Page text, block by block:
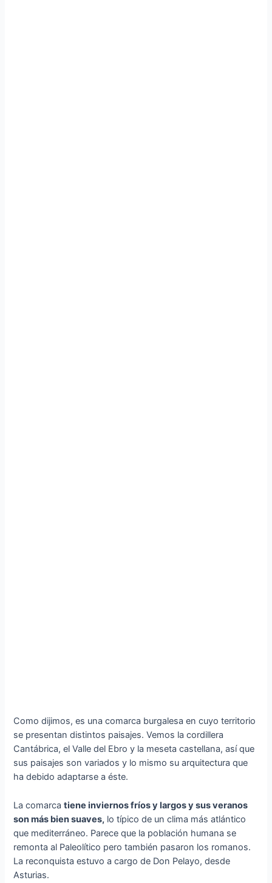
Como dijimos, es una comarca burgalesa en cuyo territorio
se presentan distintos paisajes. Vemos la cordillera
Cantábrica, el Valle del Ebro y la meseta castellana, así que
sus paisajes son variados y lo mismo su arquitectura que
ha debido adaptarse a éste.
La comarcatiene inviernos fríos y largos y sus veranos
son más bien suaves, lo típico de un clima más atlántico
que mediterráneo. Parece que la población humana se
remonta al Paleolítico pero también pasaron los romanos.
La reconquista estuvo a cargo de Don Pelayo, desde
Asturias.